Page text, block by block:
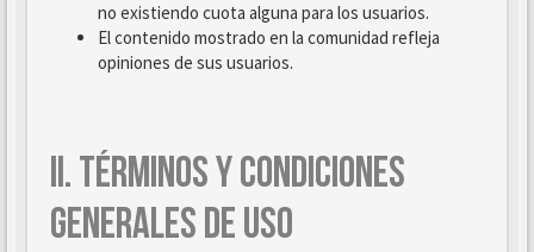
no existiendo cuota alguna para los usuarios.
El contenido mostrado en la comunidad refleja
opiniones de sus usuarios.
II. TÉRMINOS Y CONDICIONES
GENERALES DE USO